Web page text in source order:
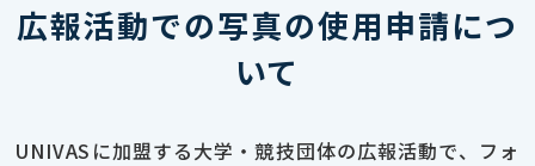
広報活動での写真の使用申請につ
いて
UNIVASに加盟する大学・競技団体の広報活動で、フォ